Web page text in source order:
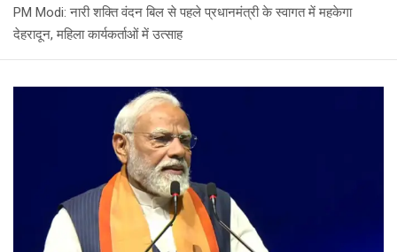
PM Modi: नारी शक्ति वंदन बिल से पहले प्रधानमंत्री के स्वागत में महकेगा
देहरादून, महिला कार्यकर्ताओं में उत्साह